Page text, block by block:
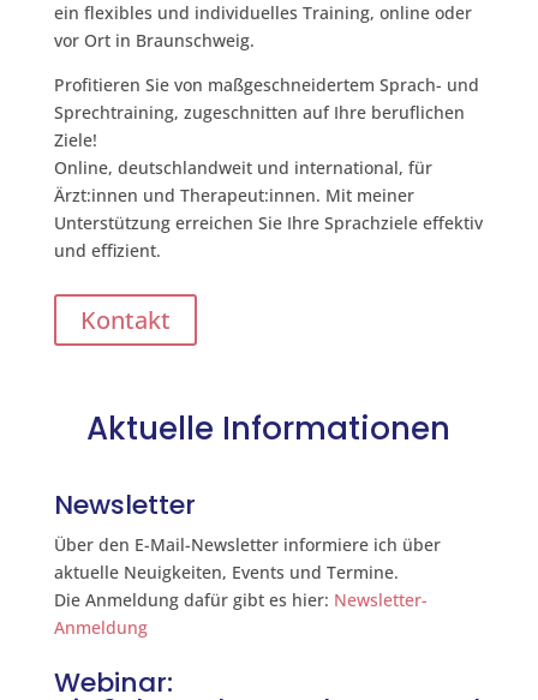
ein flexibles und individuelles Training, online oder
vor Ort in Braunschweig.
Profitieren Sie von maßgeschneidertem Sprach- und
Sprechtraining, zugeschnitten auf Ihre beruflichen
Ziele!
Online, deutschlandweit und international, für
Ärzt:innen und Therapeut:innen. Mit meiner
Unterstützung erreichen Sie Ihre Sprachziele effektiv
und effizient.
Kontakt
Aktuelle Informationen
Newsletter
Über den E-Mail-Newsletter informiere ich über
aktuelle Neuigkeiten, Events und Termine.
Die Anmeldung dafür gibt es hier: Newsletter-
Anmeldung
Webinar: